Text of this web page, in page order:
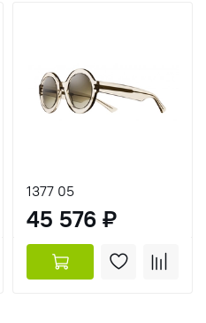
1377 05
45 576 ₽